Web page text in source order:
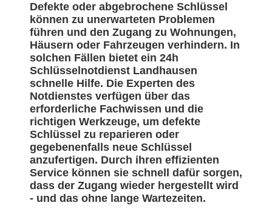
Defekte oder abgebrochene Schlüssel
können zu unerwarteten Problemen
führen und den Zugang zu Wohnungen,
Häusern oder Fahrzeugen verhindern. In
solchen Fällen bietet ein 24h
Schlüsselnotdienst Landhausen
schnelle Hilfe. Die Experten des
Notdienstes verfügen über das
erforderliche Fachwissen und die
richtigen Werkzeuge, um defekte
Schlüssel zu reparieren oder
gegebenenfalls neue Schlüssel
anzufertigen. Durch ihren effizienten
Service können sie schnell dafür sorgen,
dass der Zugang wieder hergestellt wird
- und das ohne lange Wartezeiten.